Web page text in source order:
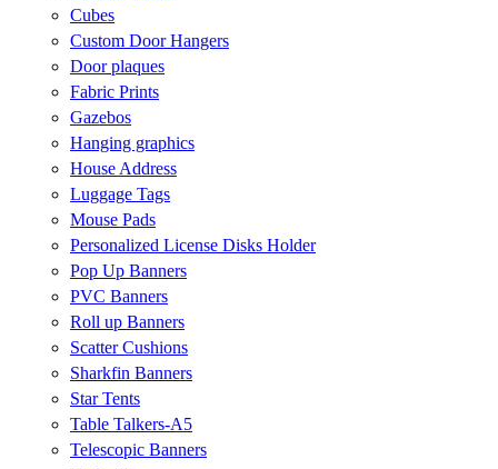
Cubes
Custom Door Hangers
Door plaques
Fabric Prints
Gazebos
Hanging graphics
House Address
Luggage Tags
Mouse Pads
Personalized License Disks Holder
Pop Up Banners
PVC Banners
Roll up Banners
Scatter Cushions
Sharkfin Banners
Star Tents
Table Talkers-A5
Telescopic Banners